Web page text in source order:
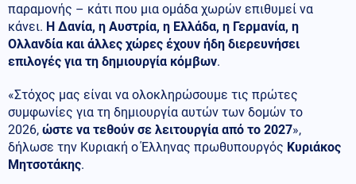
παραμονής – κάτι που μια ομάδα χωρών επιθυμεί να
κάνει. Η Δανία, η Αυστρία, η Ελλάδα, η Γερμανία, η
Ολλανδία και άλλες χώρες έχουν ήδη διερευνήσει
επιλογές για τη δημιουργία κόμβων.
«Στόχος μας είναι να ολοκληρώσουμε τις πρώτες
συμφωνίες για τη δημιουργία αυτών των δομών το
2026, ώστε να τεθούν σε λειτουργία από το 2027»,
δήλωσε την Κυριακή ο Έλληνας πρωθυπουργός Κυριάκος
Μητσοτάκης.